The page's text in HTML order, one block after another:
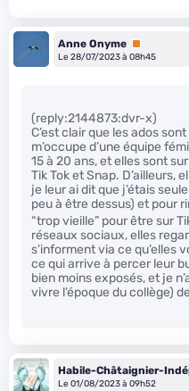
Anne Onyme Premium
Le 28/07/2023 à 08h45
(reply:2144873:dvr-x)
C’est clair que les ados
m’occupe d’une équipe
15 à 20 ans, et elles sont
Tik Tok et Snap. D’ailleurs,
je leur ai dit que j’étais
peu à être dessus) et pour
“trop vieille” pour être sur
réseaux sociaux, elles
s’informent via ce qu’elles
ce qui arrive à percer leur
bien moins exposés, et je
vivre l’époque du collège)
Habile-Châtaignier-
Le 01/08/2023 à 09h52